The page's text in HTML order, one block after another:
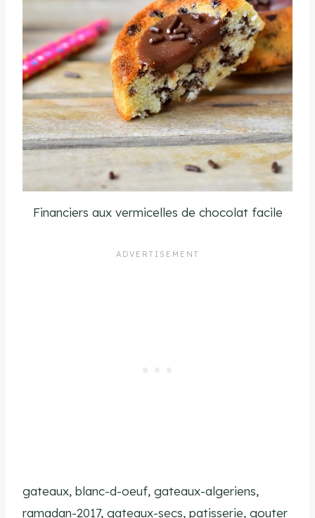
Financiers aux vermicelles de chocolat facile
gateaux, blanc-d-oeuf, gateaux-algeriens,
ramadan-2017, gateaux-secs, patisserie, gouter